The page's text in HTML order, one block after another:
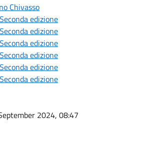
Chivasso
edizione
edizione
edizione
edizione
edizione
edizione
2024, 08:47